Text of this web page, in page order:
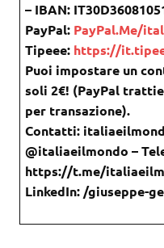
– IBAN:
PayPal: PayPal.Me/
Tipeee: https://
Puoi impostare un
soli 2€! (PayPal
per transazione).
Contatti:
@italiaeilmondo –
https://t.me/
LinkedIn: /giuseppe-